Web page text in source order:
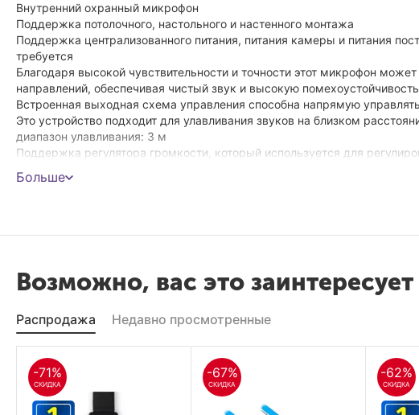
Внутренний охранный микрофон
Поддержка потолочного, настольного и настенного монтажа
Поддержка централизованного питания, питания камеры и питания
требуется
Благодаря высокой чувствительности и точности этот микрофон
направлений, обеспечивая чистый звук и высокую помехоустойчивость
Встроенная выходная схема управления способна напрямую
Это устройство подходит для улавливания звуков на близком
диапазон улавливания: 3 м
Поддержка регулятора громкости, который используется для
Подходит для некоторых практических ситуаций, таких как прилавок,
Инновационная схемотехническая разработка, четкое содержание и
Полярная диаграмма : 360°
Диапазон захвата :
Чувствительность :
Больше
Возможно, вас это заинтересует
Распродажа Недавно просмотренные
-71%
СКИДКА
-67%
СКИДКА
-62%
СКИДКА